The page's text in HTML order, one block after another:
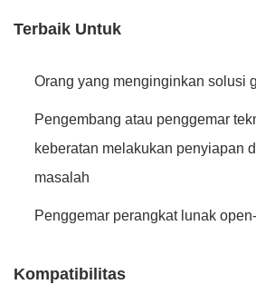
Terbaik Untuk
Orang yang menginginkan solusi
Pengembang atau penggemar
keberatan melakukan penyiapan
masalah
Penggemar perangkat lunak
Kompatibilitas